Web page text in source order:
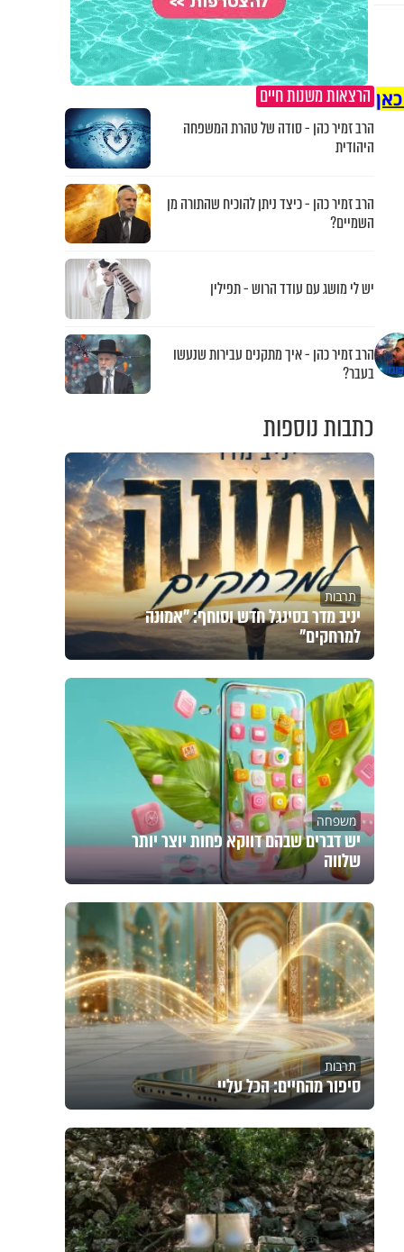
הרצאות משנות חיים
הרב זמיר כהן - סודה של טהרת המשפחה
היהודית
הרב זמיר כהן - כיצד ניתן להוכיח שהתורה מן
השמיים?
יש לי מושג עם עודד הרוש - תפילין
הרב זמיר כהן - איך מתקנים עבירות שנעשו
בעבר?
כתבות נוספות
תרבות
יניב מדר בסינגל חדש וסוחף: "אמונה
למרחקים"
משפחה
יש דברים שבהם דווקא פחות יוצר יותר
שלווה
תרבות
סיפור מהחיים: הכל עליי